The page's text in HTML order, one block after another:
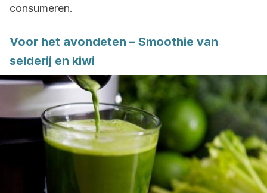
consumeren.
Voor het avondeten – Smoothie van
selderij en kiwi